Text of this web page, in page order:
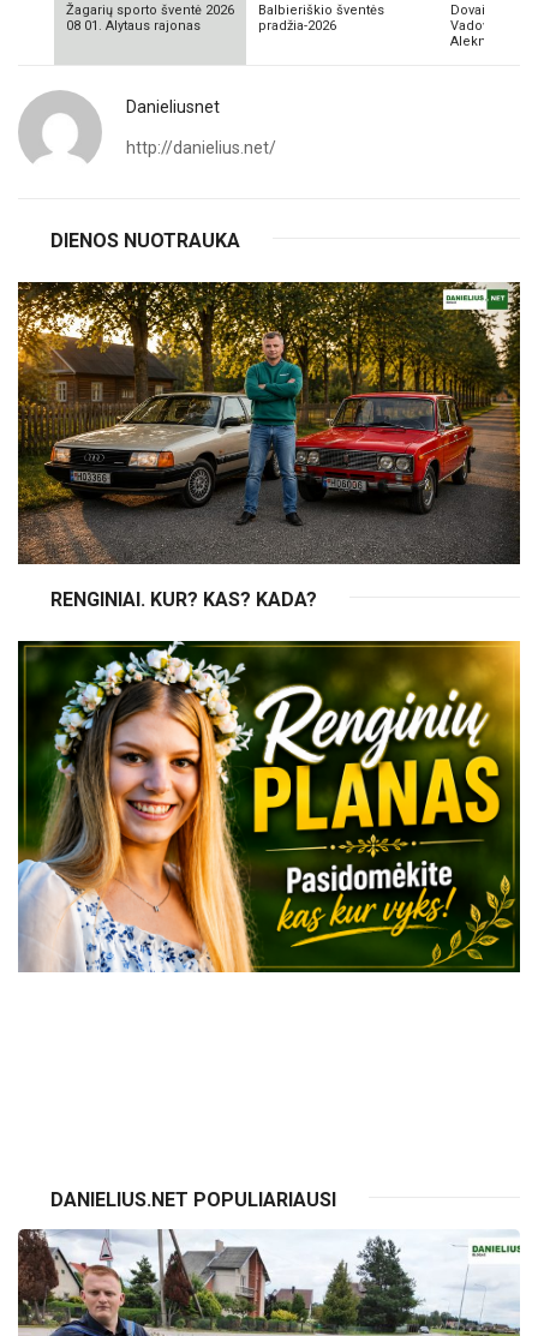
Žagarių sporto šventė 2026
08 01. Alytaus rajonas
Balbieriškio šventės
pradžia-2026
Dovainonių
Vadovas
Aleknavičius
Danieliusnet
http://danielius.net/
DIENOS NUOTRAUKA
RENGINIAI. KUR? KAS? KADA?
DANIELIUS.NET POPULIARIAUSI